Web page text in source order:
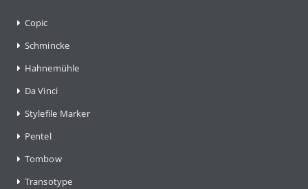
Copic
Schmincke
Hahnemühle
Da Vinci
Stylefile Marker
Pentel
Tombow
Transotype